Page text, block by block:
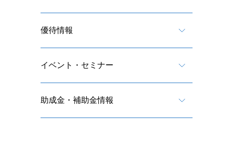
優待情報
イベント・セミナー
助成金・補助金情報